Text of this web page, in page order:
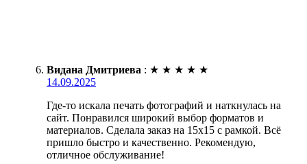
Видана Дмитриева : ★ ★ ★ ★ ★
14.09.2025
Где-то искала печать фотографий и наткнулась на
сайт. Понравился широкий выбор форматов и
материалов. Сделала заказ на 15х15 с рамкой. Всё
пришло быстро и качественно. Рекомендую,
отличное обслуживание!